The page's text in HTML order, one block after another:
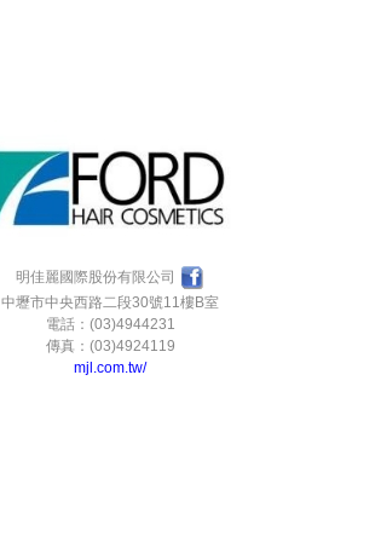
明佳麗國際股份有限公司
中壢市中央西路二段30號11樓B室
電話：(03)4944231
傳真：(03)4924119
mjl.com.tw/